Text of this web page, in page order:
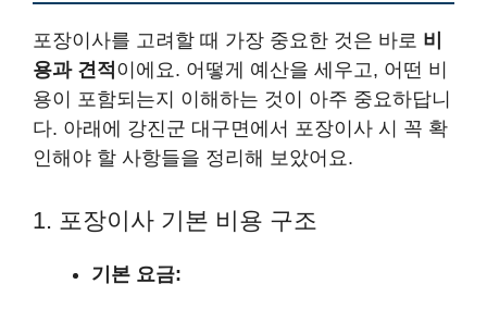
포장이사를 고려할 때 가장 중요한 것은 바로 비
용과 견적 이에요. 어떻게 예산을 세우고, 어떤 비
용이 포함되는지 이해하는 것이 아주 중요하답니
다. 아래에 강진군 대구면에서 포장이사 시 꼭 확
인해야 할 사항들을 정리해 보았어요.
1. 포장이사 기본 비용 구조
기본 요금: